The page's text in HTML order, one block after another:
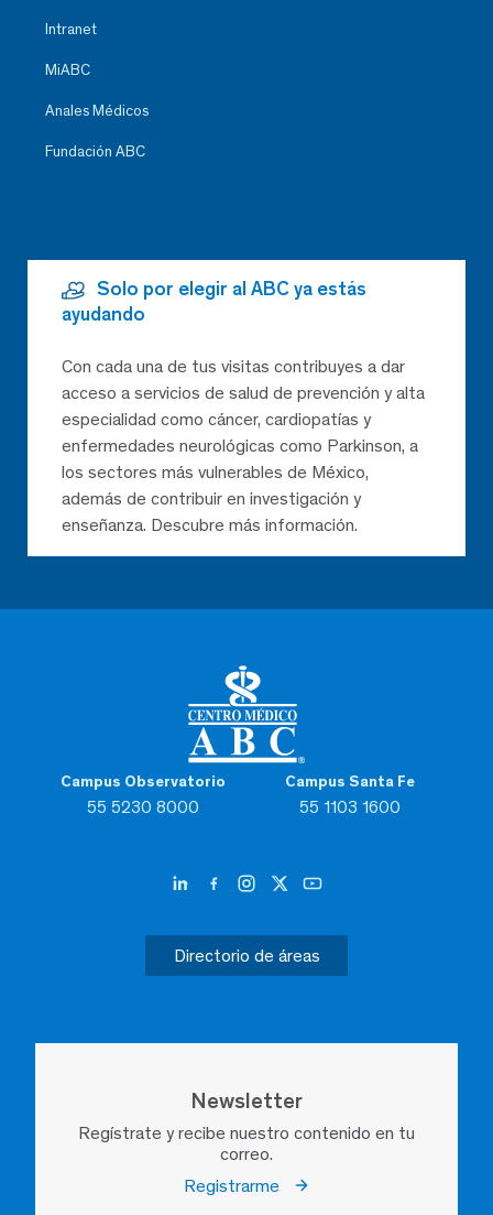
Campus Observatorio
55 5230 8000
Campus Santa Fe
55 1103 1600
Directorio de áreas
Newsletter
Regístrate y recibe nuestro contenido en tu
correo.
Registrarme
Intranet
MiABC
Anales Médicos
Fundación ABC
Solo por elegir al ABC ya estás
ayudando
Con cada una de tus visitas contribuyes a dar
acceso a servicios de salud de prevención y alta
especialidad como cáncer, cardiopatías y
enfermedades neurológicas como Parkinson, a
los sectores más vulnerables de México,
además de contribuir en investigación y
enseñanza. Descubre más información.